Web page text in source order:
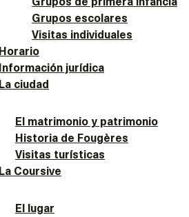
Grupos de primera infancia
Grupos escolares
Visitas individuales
Horario
Información jurídica
La ciudad
El matrimonio y patrimonio
Historia de Fougères
Visitas turísticas
La Coursive
El lugar